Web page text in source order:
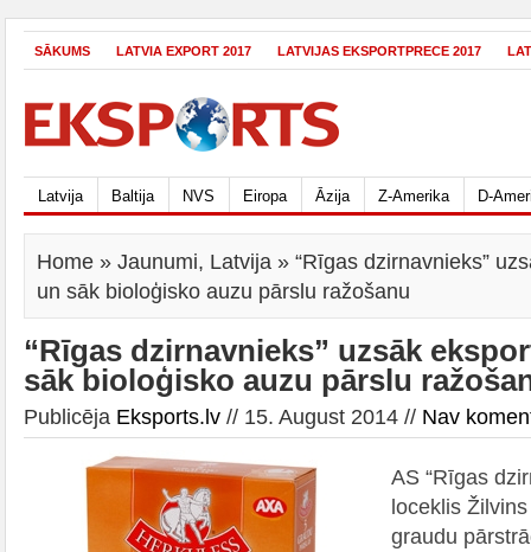
SĀKUMS LATVIA EXPORT 2017 LATVIJAS EKSPORTPRECE 2017
Latvija Baltija NVS Eiropa Āzija Z-Amerika D-
Home » Jaunumi, Latvija » “Rīgas dzirnavnieks”
un sāk bioloģisko auzu pārslu ražošanu
“Rīgas dzirnavnieks” uzsāk
sāk bioloģisko auzu pārslu
Publicēja Eksports.lv // 15. August 2014 // Nav
AS “Rīgas
loceklis
graudu